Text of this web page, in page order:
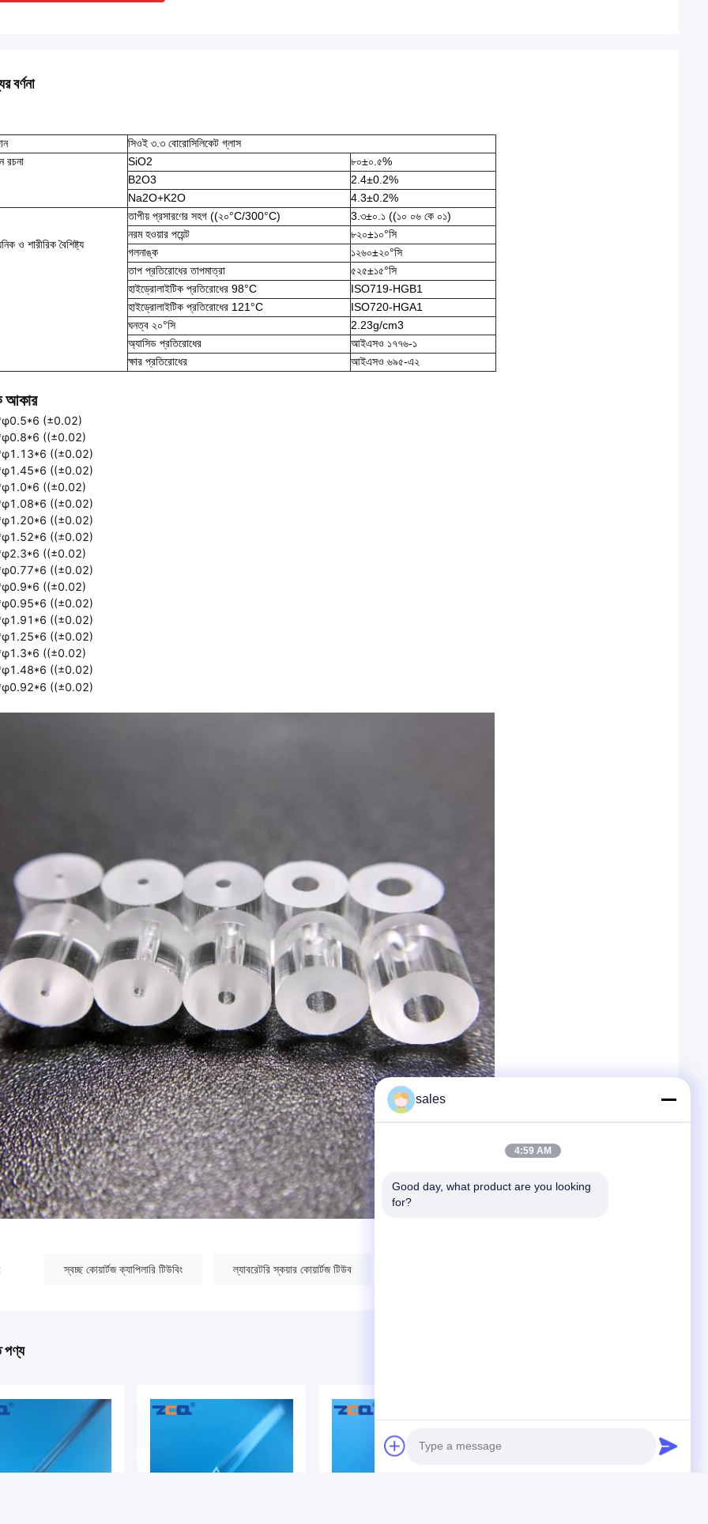
বর্ণনা
সিওই ৩.৩ বোরোসিলিকেট গ্লাস
রচনা
SiO2
৮০±০.৫%
B2O3
2.4±0.2%
Na2O+K2O
4.3±0.2%
ও শারীরিক বৈশিষ্ট্য
তাপীয় প্রসারণের সহগ ((২০°C/300°C)
3.৩±০.১ ((১০ ০৬ কে ০১)
নরম হওয়ার পয়েন্ট
৮২০±১০°সি
গলনাঙ্ক
১২৬০±২০°সি
তাপ প্রতিরোধের তাপমাত্রা
৫২৫±১৫°সি
হাইড্রোলাইটিক প্রতিরোধের 98°C
ISO719-HGB1
হাইড্রোলাইটিক প্রতিরোধের 121°C
ISO720-HGA1
ঘনত্ব ২০°সি
2.23g/cm3
অ্যাসিড প্রতিরোধের
আইএসও ১৭৭৬-১
ক্ষার প্রতিরোধের
আইএসও ৬৯৫-এ২
আকার
(±0.02)
((±0.02)
((±0.02)
((±0.02)
((±0.02)
((±0.02)
((±0.02)
((±0.02)
((±0.02)
((±0.02)
((±0.02)
((±0.02)
((±0.02)
((±0.02)
((±0.02)
((±0.02)
((±0.02)
স্বচ্ছ কোয়ার্টজ ক্যাপিলারি টিউবিং ল্যাবরেটরি স্কয়ার কোয়ার্টজ টিউব
পণ্য
sales
4:59 AM
Good day, what product are you looking
for?